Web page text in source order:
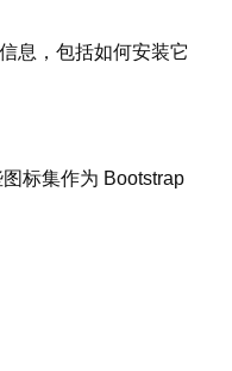
息，包括如何安装它
标集作为 Bootstrap